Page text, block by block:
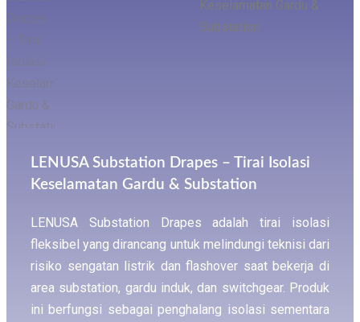
LENUSA Substation Drapes – Tirai Isolasi
Keselamatan Gardu & Substation
LENUSA Substation Drapes adalah tirai isolasi
fleksibel yang dirancang untuk melindungi teknisi dari
risiko sengatan listrik dan flashover saat bekerja di
area substation, gardu induk, dan switchgear. Produk
ini berfungsi sebagai penghalang isolasi sementara